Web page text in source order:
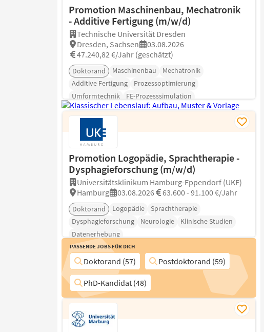
Promotion Maschinenbau, Mechatronik
- Additive Fertigung (m/w/d)
Technische Universität Dresden
Dresden, Sachsen
03.08.2026
47.240,82 €/Jahr (geschätzt)
Doktorand Maschinenbau
Mechatronik
Additive Fertigung
Prozessoptimierung
Umformtechnik
FE-Prozesssimulation
Promotion Logopädie, Sprachtherapie -
Dysphagieforschung (m/w/d)
Universitätsklinikum Hamburg-Eppendorf (UKE)
Hamburg
03.08.2026 63.600 - 91.100 €/Jahr
Doktorand Logopädie
Sprachtherapie
Dysphagieforschung
Neurologie
Klinische Studien
Datenerhebung
Passende Jobs für Dich
Doktorand (57)
Postdoktorand (59)
PhD-Kandidat (48)